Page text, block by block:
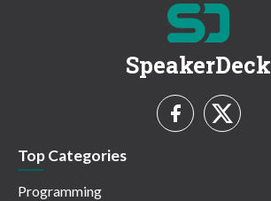
SpeakerDeck
Top Categories
Programming